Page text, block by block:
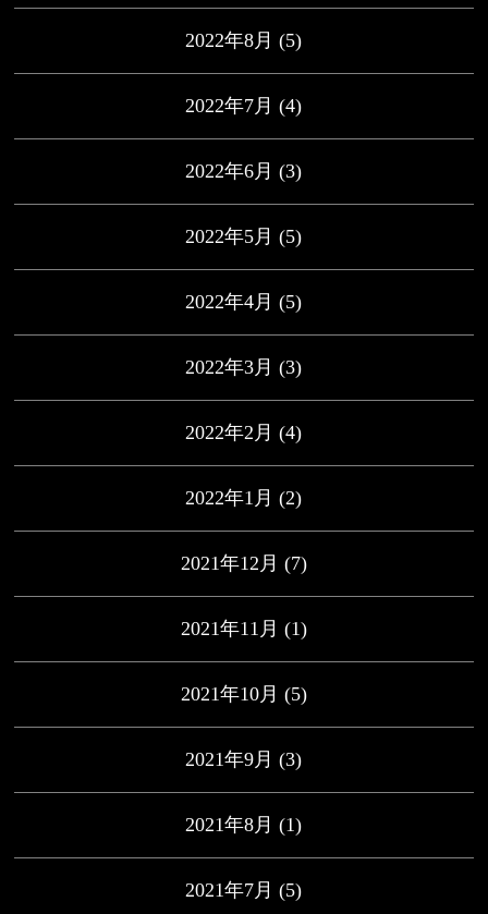
2022年8月 (5)
2022年7月 (4)
2022年6月 (3)
2022年5月 (5)
2022年4月 (5)
2022年3月 (3)
2022年2月 (4)
2022年1月 (2)
2021年12月 (7)
2021年11月 (1)
2021年10月 (5)
2021年9月 (3)
2021年8月 (1)
2021年7月 (5)